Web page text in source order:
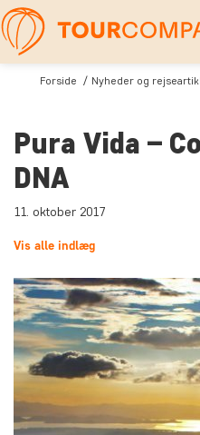
Forside Nyheder og
Pura Vida –
DNA
11. oktober 2017
Vis alle indlæg